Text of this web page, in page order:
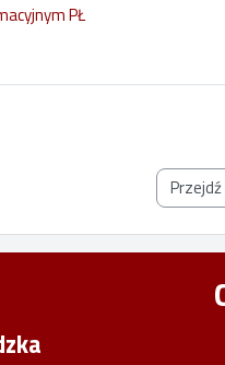
PŁ
Przejdź